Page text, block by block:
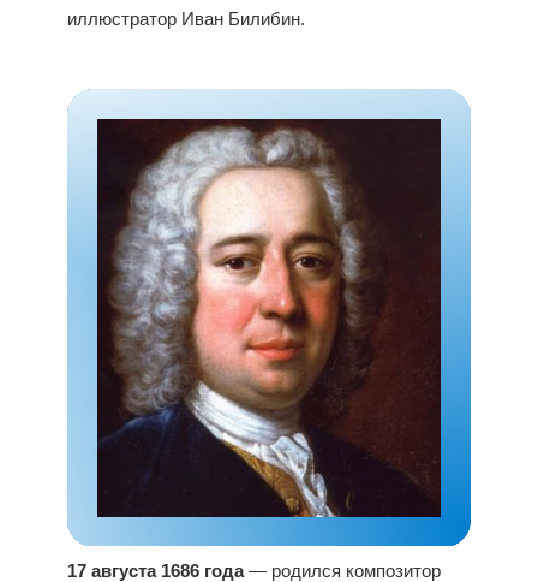
иллюстратор Иван Билибин.
17 августа 1686 года— родился композитор